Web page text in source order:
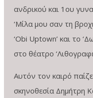
ανδρικού και 1 ου
‘Μίλα μου σαν τη
‘Obi Uptown’ και το
στο θέατρο
Αυτόν τον καιρό
σκηνοθεσία Δημήτρη